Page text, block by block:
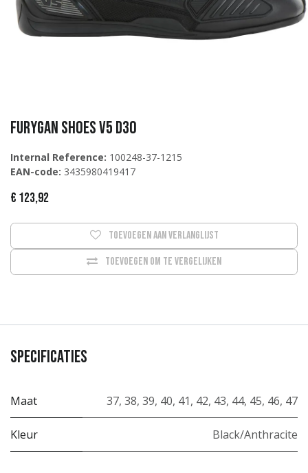
Furygan Shoes V5 D3O
Internal Reference: 100248-37-1215
EAN-code: 3435980419417
€ 123,92
Toevoegen om te vergelijken
Toevoegen aan verlanglijst
Specificaties
Maat 37, 38, 39, 40, 41, 42, 43, 44, 45, 46, 47
Kleur Black/Anthracite